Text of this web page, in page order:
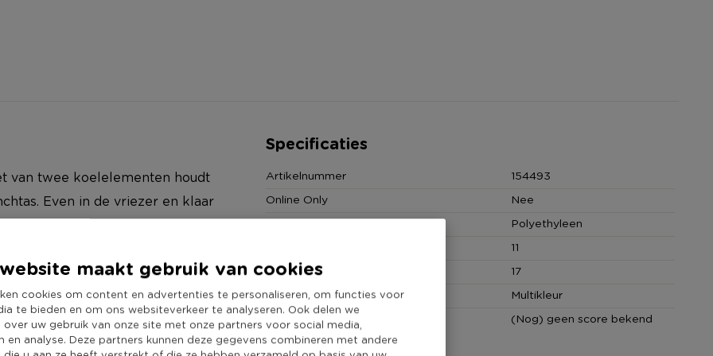
maakt gebruik van cookies
cookies om content en advertenties te personaliseren, om functies voor
te bieden en om ons websiteverkeer te analyseren. Ook delen we
uw gebruik van onze site met onze partners voor social media,
en analyse. Deze partners kunnen deze gegevens combineren met andere
van twee koelelementen houdt
Even in de vriezer en klaar
Het is een verrassing
uitkiezen? Ga dan naar de
Specificaties
Artikelnummer
154493
Online Only
Nee
Materiaal
Polyethyleen
11
Producthoogte (cm)
17
Kleur
Multikleur
Duurzaamheidsscore
(Nog) geen score bekend